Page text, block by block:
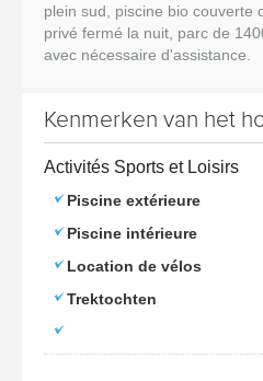
plein sud, piscine bio couverte
privé fermé la nuit, parc de
avec nécessaire d'assistance.
Kenmerken van het
Activités Sports et Loisirs
Piscine extérieure
Piscine intérieure
Location de vélos
Trektochten